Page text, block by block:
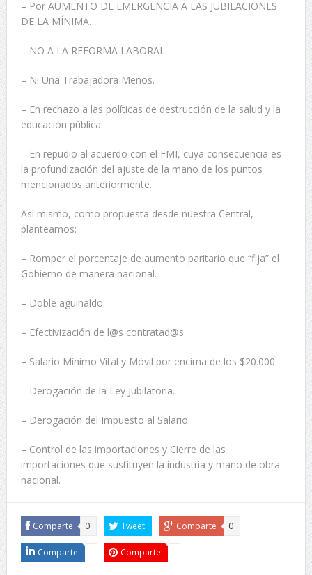
– Por AUMENTO DE EMERGENCIA A LAS JUBILACIONES
DE LA MÍNIMA.
– NO A LA REFORMA LABORAL.
– Ni Una Trabajadora Menos.
– En rechazo a las políticas de destrucción de la salud y la
educación pública.
– En repudio al acuerdo con el FMI, cuya consecuencia es
la profundización del ajuste de la mano de los puntos
mencionados anteriormente.
Así mismo, como propuesta desde nuestra Central,
planteamos:
– Romper el porcentaje de aumento paritario que “fija” el
Gobierno de manera nacional.
– Doble aguinaldo.
– Efectivización de l@s contratad@s.
– Salario Mínimo Vital y Móvil por encima de los $20.000.
– Derogación de la Ley Jubilatoria.
– Derogación del Impuesto al Salario.
– Control de las importaciones y Cierre de las
importaciones que sustituyen la industria y mano de obra
nacional.
Comparte 0 Tweet Comparte 0
Comparte Comparte